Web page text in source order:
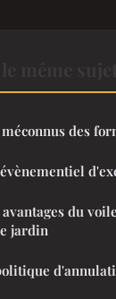
des
du
jardin